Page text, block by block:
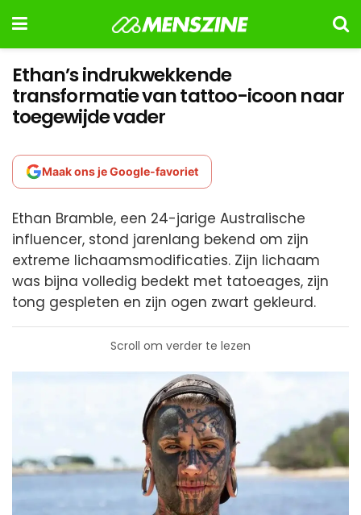
Ethan’s indrukwekkende
transformatie van tattoo-icoon naar
toegewijde vader
Maak ons je Google-favoriet
Ethan Bramble, een 24-jarige Australische
influencer, stond jarenlang bekend om zijn
extreme lichaamsmodificaties. Zijn lichaam
was bijna volledig bedekt met tatoeages, zijn
tong gespleten en zijn ogen zwart gekleurd.
Scroll om verder te lezen